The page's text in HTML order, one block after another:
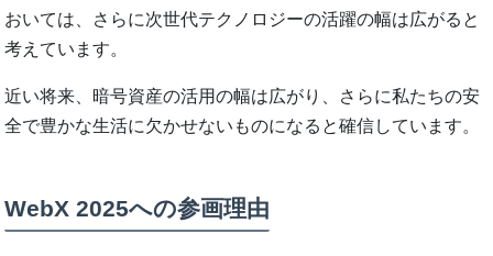
おいては、さらに次世代テクノロジーの活躍の幅は広がると
考えています。
近い将来、暗号資産の活用の幅は広がり、さらに私たちの安
全で豊かな生活に欠かせないものになると確信しています。
WebX 2025への参画理由